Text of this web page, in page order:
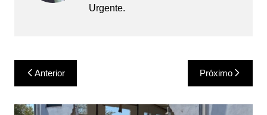
Urgente.
Navegação
de
Post
Anterior Próximo